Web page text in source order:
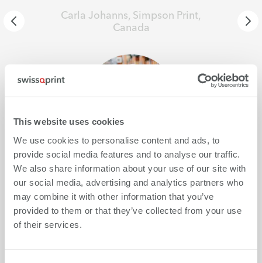
This website uses cookies
We use cookies to personalise content and ads, to
provide social media features and to analyse our traffic.
We also share information about your use of our site with
our social media, advertising and analytics partners who
may combine it with other information that you’ve
provided to them or that they’ve collected from your use
of their services.
Carla Johanns, Simpson Print,
Canada
Lire la suite